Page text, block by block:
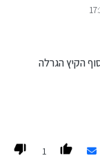
הקיץ הגרלה
1